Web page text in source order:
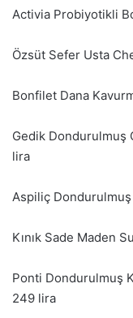
Activia Probiyotikli
Özsüt Sefer Usta
Bonfilet Dana
Gedik Dondurulmuş
lira
Aspiliç
Kınık Sade Maden
Ponti Dondurulmuş
249 lira